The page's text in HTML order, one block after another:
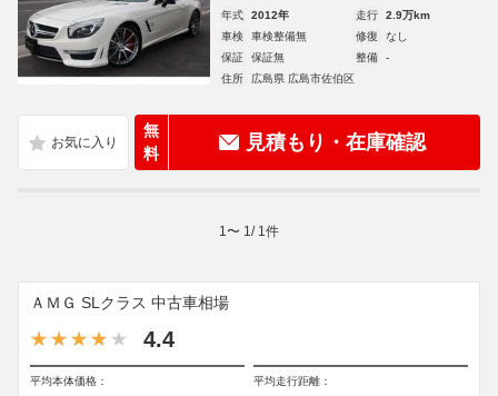
年式 2012年 走行
2.9万km
車検
車検整備無 修復
なし
保証
保証無 整備
-
住所
広島県 広島市佐伯区
無
料
見積もり・在庫確認
1 〜 1 / 1 件
ＡＭＧ SLクラス 中古車相場
4.4
平均本体価格： 平均走行距離：